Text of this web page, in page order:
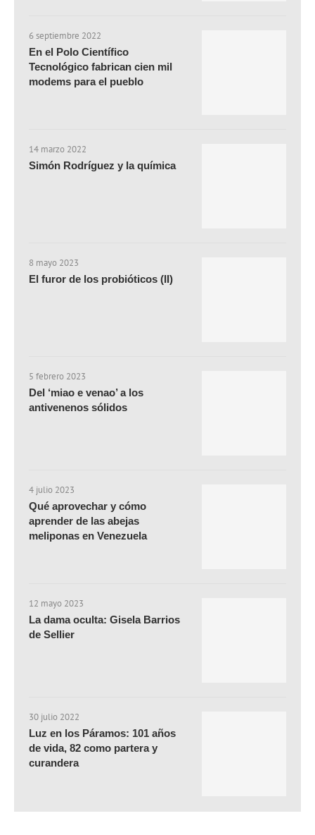
6 septiembre 2022
En el Polo Científico
Tecnológico fabrican cien mil
modems para el pueblo
14 marzo 2022
Simón Rodríguez y la química
8 mayo 2023
El furor de los probióticos (II)
5 febrero 2023
Del ‘miao e venao’ a los
antivenenos sólidos
4 julio 2023
Qué aprovechar y cómo
aprender de las abejas
meliponas en Venezuela
12 mayo 2023
La dama oculta: Gisela Barrios
de Sellier
30 julio 2022
Luz en los Páramos: 101 años
de vida, 82 como partera y
curandera